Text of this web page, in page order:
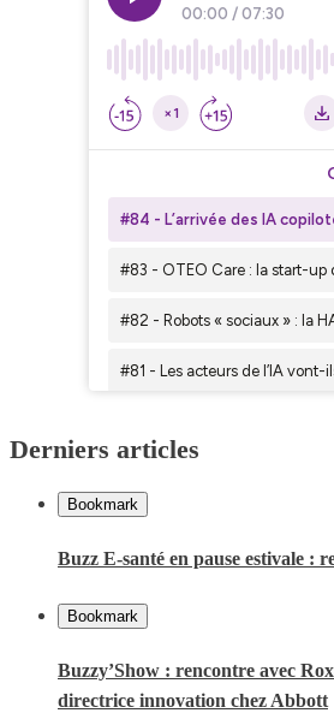
Derniers articles
Bookmark
Buzz E-santé en pause estivale :
Bookmark
Buzzy’Show : rencontre avec
directrice innovation chez Abbott